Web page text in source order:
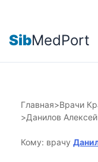
SibMedPort
Главная>Врачи
>Данилов
Кому: врачу